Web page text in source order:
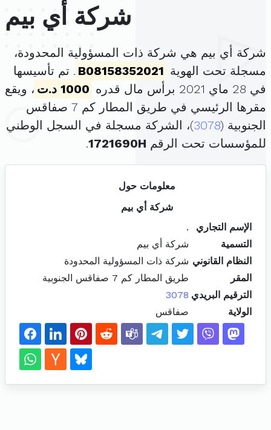
شركة أي بيم
شركة أي بيم هي شركة ذات المسؤولية المحدودة،
مسجلة تحت الهوية B08158352021 . تم تأسيسها
في 28 ماي 2021 برأس مال قدره
1000 د.ت
، ويقع
مقرها الرئيسي في طريق المطار كم 7 صفاقس
الجنوبية (3078)، الشركة مسجلة في السجل الوطني
للمؤسسات تحت الرقم 1721690H
.
معلومات حول
شركة أي بيم
الإسم التجاري
.
التسمية
شركة أي بيم
النظام القانوني شركة ذات المسؤولية المحدودة
المقر
طريق المطار كم 7 صفاقس الجنوبية
الترقيم البريدي 3078
الولاية
صفاقس